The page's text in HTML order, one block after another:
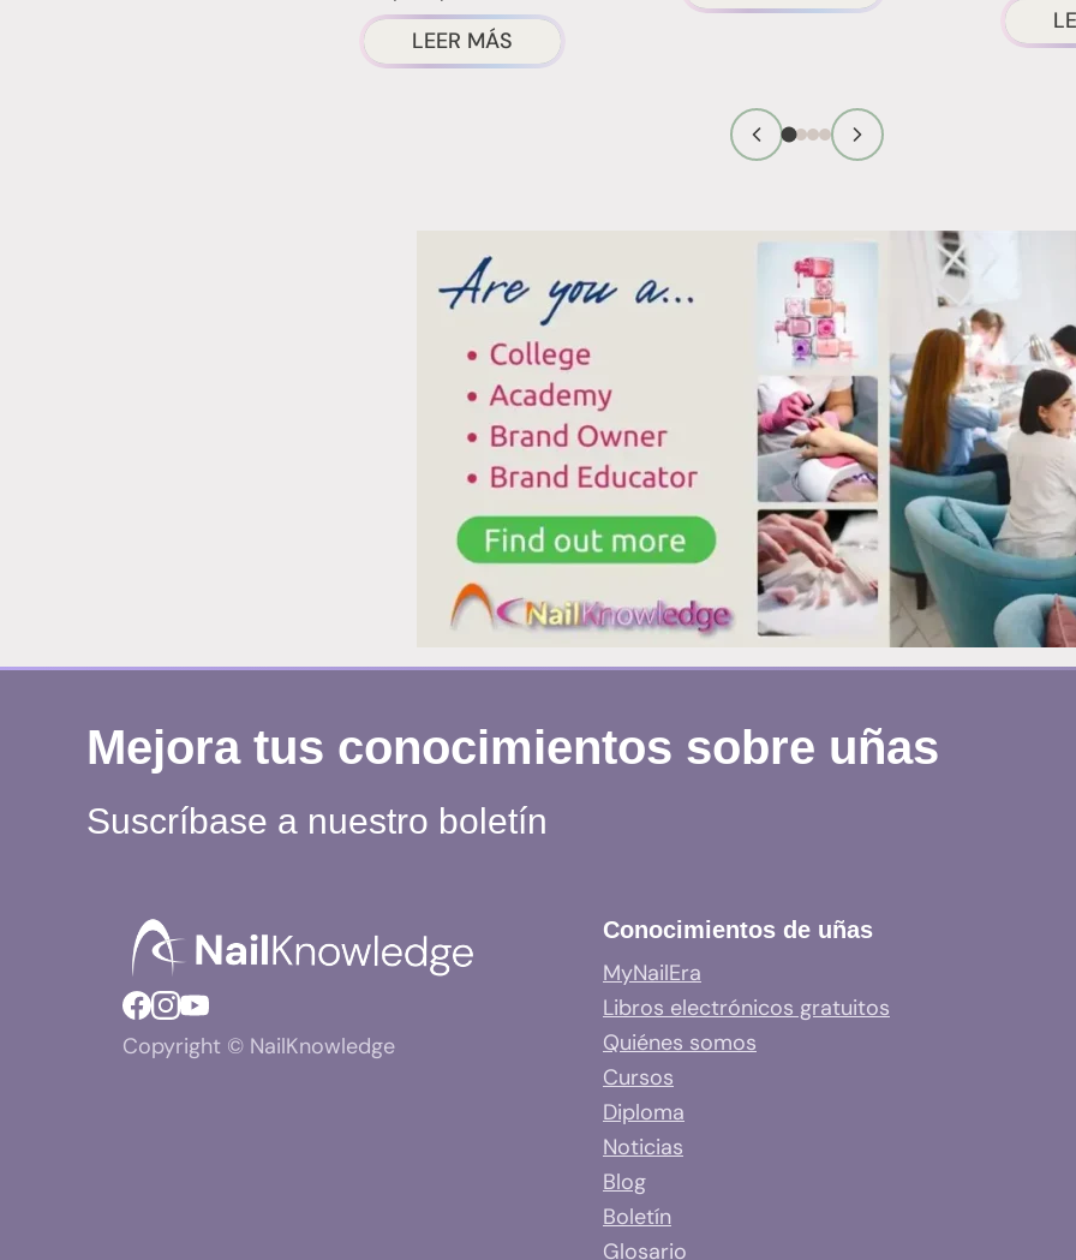
LEER MÁS
HAS
QUE
SALEN
EN
LAS
UÑAS
DE
LOS
PIES
DESPUÉS
DE
QUITARTE
ESMALTE?
ESTO
ES
LO
DE
BLANCAS
EN
UÑAS:
QUÉ
SIGNIFICAN
REALMENTE
Mejora tus conocimientos sobre uñas
Suscríbase a nuestro boletín
Copyright © NailKnowledge
Conocimientos de uñas
MyNailEra
Libros electrónicos gratuitos
Quiénes somos
Cursos
Diploma
Noticias
Blog
Boletín
Glosario